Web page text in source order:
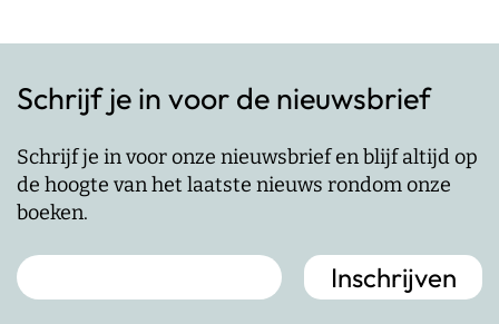
Schrijf je in voor de nieuwsbrief
Schrijf je in voor onze nieuwsbrief en blijf altijd op
de hoogte van het laatste nieuws rondom onze
boeken.